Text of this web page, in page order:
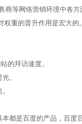
等网络营销环境中各
重的晋升作用是宏大的。
的拜访速度。
。
都是百度的产品，百度